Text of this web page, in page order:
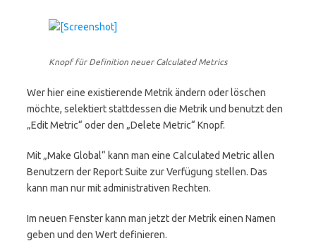
Knopf für Definition neuer Calculated Metrics
Wer hier eine existierende Metrik ändern oder löschen
möchte, selektiert stattdessen die Metrik und benutzt den
„Edit Metric“ oder den „Delete Metric“ Knopf.
Mit „Make Global“ kann man eine Calculated Metric allen
Benutzern der Report Suite zur Verfügung stellen. Das
kann man nur mit administrativen Rechten.
Im neuen Fenster kann man jetzt der Metrik einen Namen
geben und den Wert definieren.